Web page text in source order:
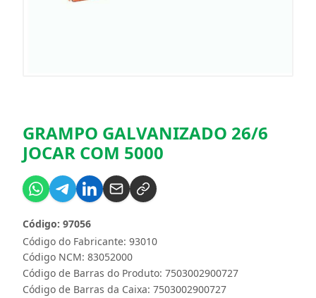
GRAMPO GALVANIZADO 26/6
JOCAR COM 5000
Código do Fabricante: 93010
Código: 97056
Código NCM: 83052000
Código de Barras do Produto: 7503002900727
Código de Barras da Caixa: 7503002900727